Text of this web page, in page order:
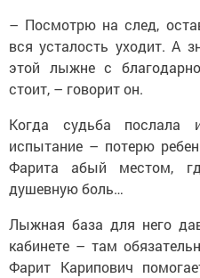
– Посмотрю на след,
вся усталость уходит. А
этой лыжне с
стоит, – говорит он.
Когда судьба послала
испытание – потерю
Фарита абый местом,
душевную боль…
Лыжная база для него
кабинете – там
Фарит Карипович